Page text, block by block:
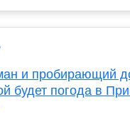
и пробирающий
будет погода в